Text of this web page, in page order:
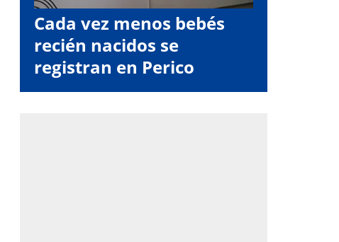
Cada vez menos bebés
recién nacidos se
registran en Perico